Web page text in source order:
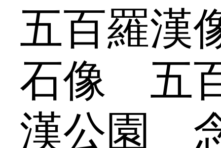
五百羅
石像 五
漢公園